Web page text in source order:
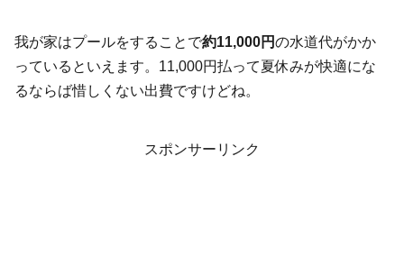
我が家はプールをすることで約11,000円の水道代がかか
っているといえます。11,000円払って夏休みが快適にな
るならば惜しくない出費ですけどね。
スポンサーリンク